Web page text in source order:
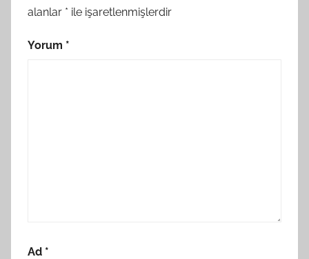
alanlar * ile işaretlenmişlerdir
Yorum *
Ad *